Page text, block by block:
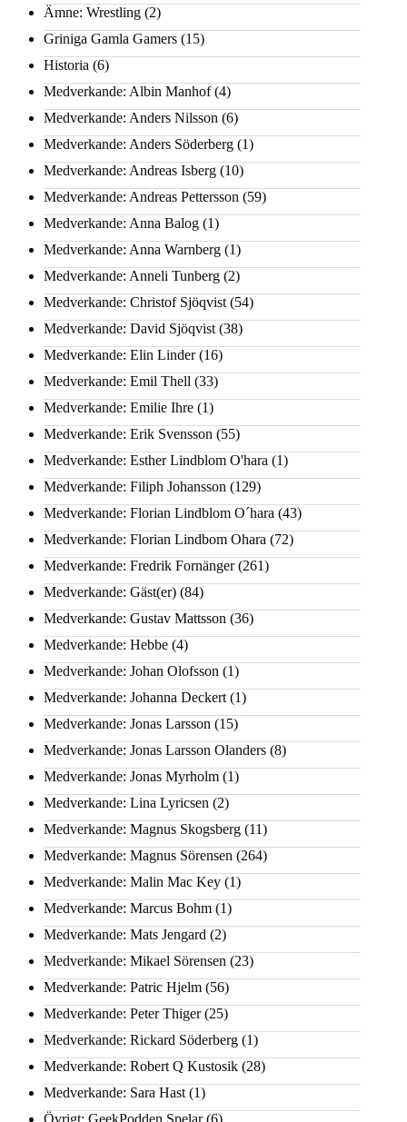
Ämne: Wrestling (2)
Griniga Gamla Gamers (15)
Historia (6)
Medverkande: Albin Manhof(4)
Medverkande: Anders Nilsson (6)
Medverkande: Anders Söderberg (1)
Medverkande: Andreas Isberg (10)
Medverkande: Andreas Pettersson (59)
Medverkande: Anna Balog (1)
Medverkande: Anna Warnberg (1)
Medverkande: Anneli Tunberg (2)
Medverkande: Christof Sjöqvist (54)
Medverkande: David Sjöqvist (38)
Medverkande: Elin Linder(16)
Medverkande: Emil Thell (33)
Medverkande: Emilie Ihre (1)
Medverkande: Erik Svensson (55)
Medverkande: Esther Lindblom O'hara (1)
Medverkande: Filiph Johansson (129)
Medverkande: Florian Lindblom O´hara (43)
Medverkande: Florian Lindbom Ohara (72)
Medverkande: Fredrik Fornänger(261)
Medverkande: Gäst(er) (84)
Medverkande: Gustav Mattsson (36)
Medverkande: Hebbe (4)
Medverkande: Johan Olofsson (1)
Medverkande: Johanna Deckert (1)
Medverkande: Jonas Larsson (15)
Medverkande: Jonas Larsson Olanders (8)
Medverkande: Jonas Myrholm (1)
Medverkande: Lina Lyricsen (2)
Medverkande: Magnus Skogsberg (11)
Medverkande: Magnus Sörensen (264)
Medverkande: Malin Mac Key (1)
Medverkande: Marcus Bohm (1)
Medverkande: Mats Jengard (2)
Medverkande: Mikael Sörensen (23)
Medverkande: Patric Hjelm (56)
Medverkande: Peter Thiger(25)
Medverkande: Rickard Söderberg (1)
Medverkande: Robert Q Kustosik (28)
Medverkande: Sara Hast (1)
Övrigt: GeekPodden Spelar(6)